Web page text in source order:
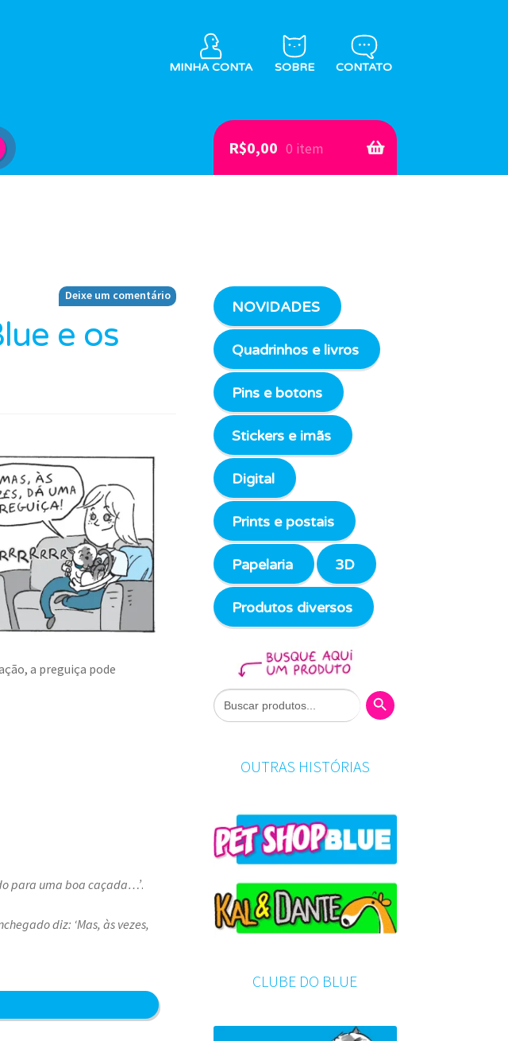
MINHA CONTA SOBRE CONTATO
R$0,00 0 item
Deixe um comentário
e os
a preguiça pode
para uma boa caçada…’.
diz: ‘Mas, às vezes,
NOVIDADES
Quadrinhos e livros
Pins e botons
Stickers e imãs
Digital
Prints e postais
Papelaria 3D
Produtos diversos
Search
for:
Search Button
OUTRAS HISTÓRIAS
CLUBE DO BLUE